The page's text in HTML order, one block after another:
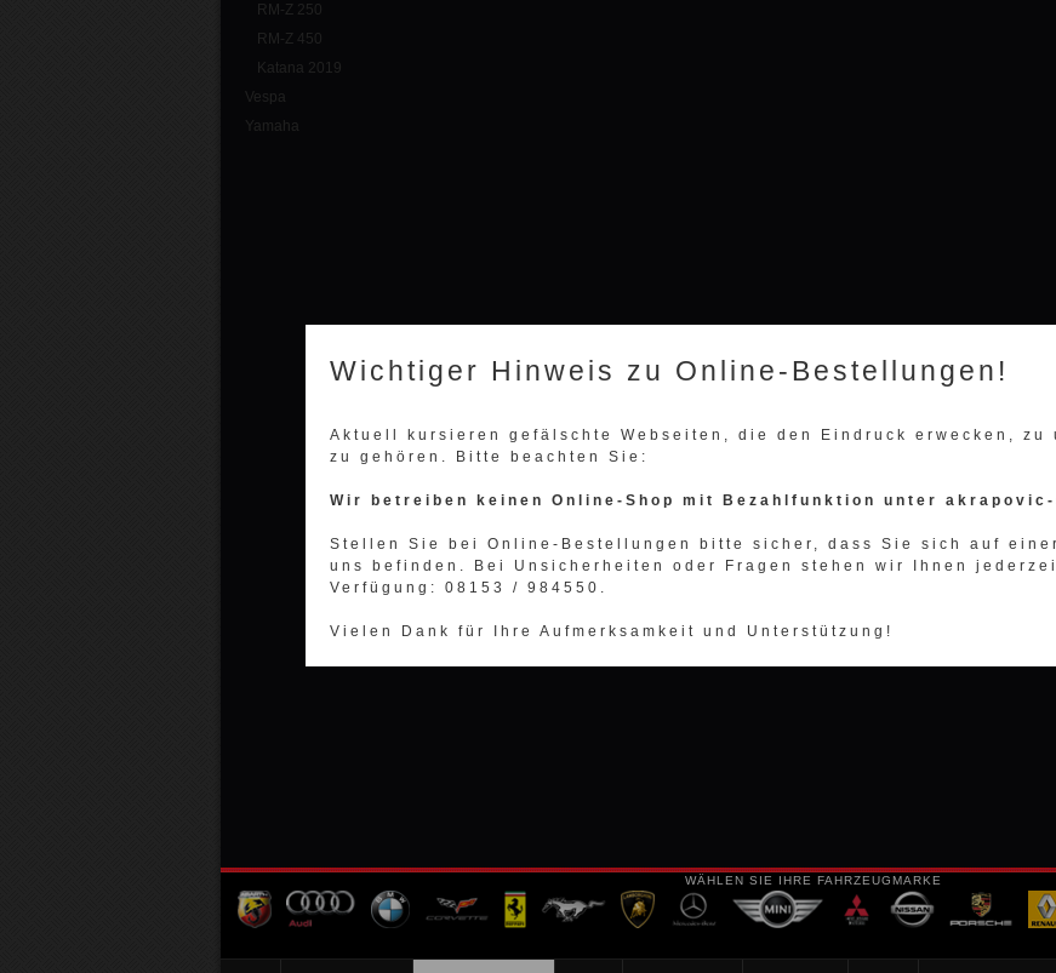
WÄHLEN SIE IHRE FAHRZEUGMARKE
RM-Z 250
RM-Z 450
Katana 2019
Vespa
Yamaha
Wichtiger Hinweis zu Online-Bestellungen!
Aktuell kursieren gefälschte Webseiten, die den Eindruck erwecken, zu
zu gehören. Bitte beachten Sie:
Wir betreiben keinen Online-Shop mit Bezahlfunktion unter
Stellen Sie bei Online-Bestellungen bitte sicher, dass Sie sich auf
uns befinden. Bei Unsicherheiten oder Fragen stehen wir Ihnen
Verfügung: 08153 / 984550.
Vielen Dank für Ihre Aufmerksamkeit und Unterstützung!